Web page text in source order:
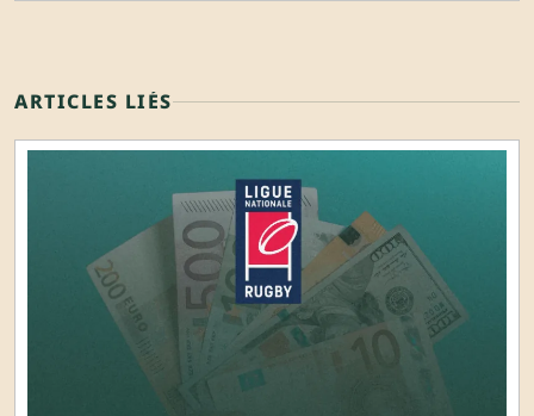
ARTICLES LIÉS